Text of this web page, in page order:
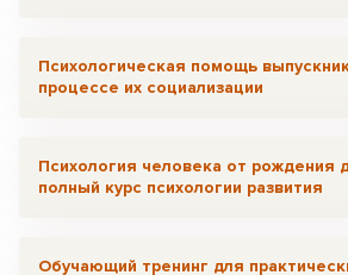
Психологическая помощь
процессе их социализации
Психология человека от рождения
полный курс психологии развития
Обучающий тренинг для